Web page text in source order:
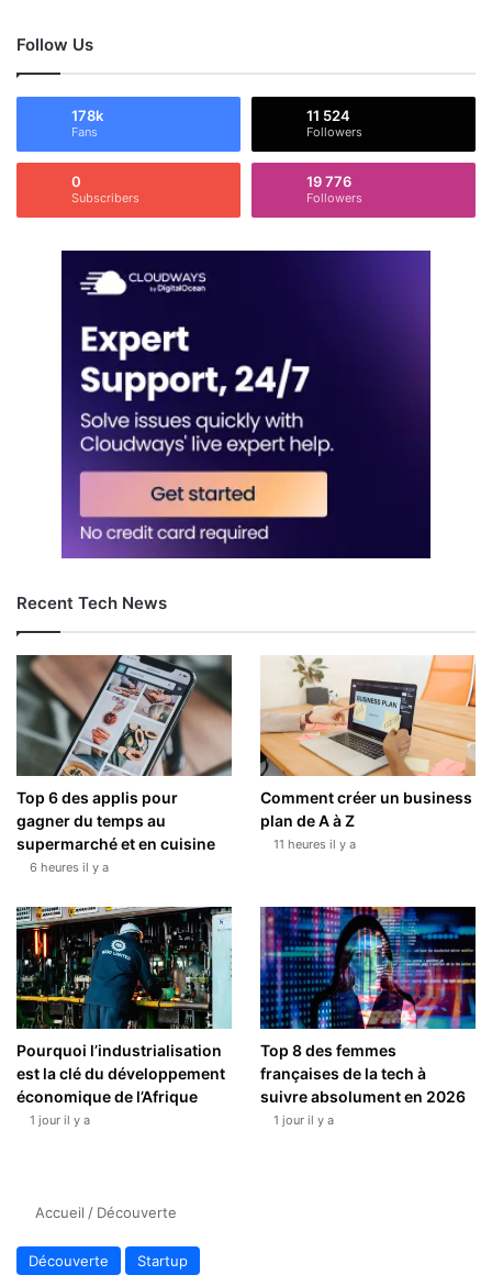
Follow Us
178k
Fans
11 524
Followers
0
Subscribers
19 776
Followers
Recent Tech News
Top 6 des applis pour
gagner du temps au
supermarché et en cuisine
6 heures il y a
Comment créer un business
plan de A à Z
11 heures il y a
Pourquoi l’industrialisation
est la clé du développement
économique de l’Afrique
1 jour il y a
Top 8 des femmes
françaises de la tech à
suivre absolument en 2026
1 jour il y a